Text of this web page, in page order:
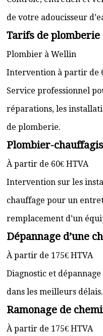
de votre adoucisseur
Tarifs de plomberie
Plombier à Wellin
Intervention à partir de
Service professionnel
réparations, les
de plomberie.
Plombier-
À partir de 60€ HTVA
Intervention sur les
chauffage pour un
remplacement d’un
Dépannage d’une
À partir de 175€ HTVA
Diagnostic et
dans les meilleurs délais.
Ramonage de
À partir de 175€ HTVA